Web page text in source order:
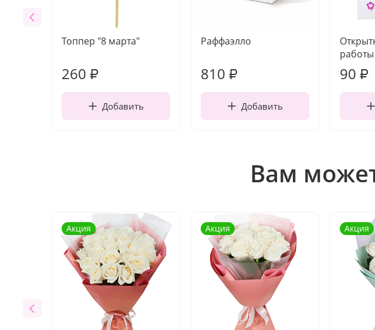
Топпер "8 марта"
260 ₽
Добавить
Раффаэлло
810 ₽
Добавить
90 ₽
Вам
Акция Акция Акция